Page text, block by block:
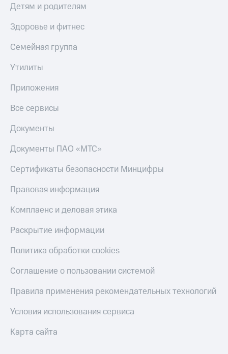
Детям и родителям
Здоровье и фитнес
Семейная группа
Утилиты
Приложения
Все сервисы
Документы
Документы ПАО «МТС»
Сертификаты безопасности Минцифры
Правовая информация
Комплаенс и деловая этика
Раскрытие информации
Политика обработки cookies
Соглашение о пользовании системой
Правила применения рекомендательных технологий
Условия использования сервиса
Карта сайта